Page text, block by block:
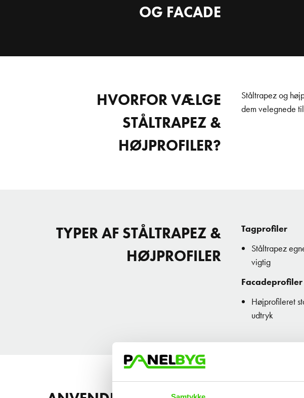
OG FACADE
HVORFOR VÆLGE
STÅLTRAPEZ &
HØJPROFILER?
Ståltrapez og
dem velegnede
TYPER AF STÅLTRAPEZ &
HØJPROFILER
Tagprofiler
Ståltrapez
vigtig
Facadeprofiler
Højprofileret
udtryk